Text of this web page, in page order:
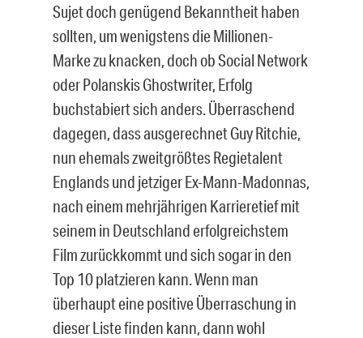
Sujet doch genügend Bekanntheit haben
sollten, um wenigstens die Millionen-
Marke zu knacken, doch ob Social Network
oder Polanskis Ghostwriter, Erfolg
buchstabiert sich anders. Überraschend
dagegen, dass ausgerechnet Guy Ritchie,
nun ehemals zweitgrößtes Regietalent
Englands und jetziger Ex-Mann-Madonnas,
nach einem mehrjährigen Karrieretief mit
seinem in Deutschland erfolgreichstem
Film zurückkommt und sich sogar in den
Top 10 platzieren kann. Wenn man
überhaupt eine positive Überraschung in
dieser Liste finden kann, dann wohl